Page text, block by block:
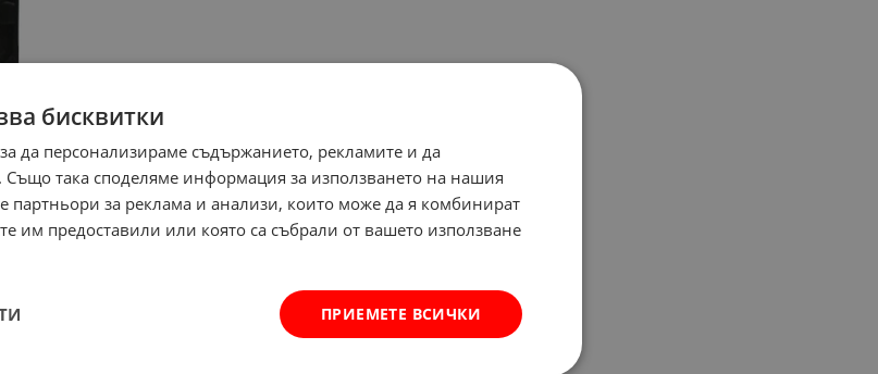
бисквитки
да персонализираме съдържанието, рекламите и да
така споделяме информация за използването на нашия
партньори за реклама и анализи, които може да я комбинират
им предоставили или която са събрали от вашето използване
ПРИЕМЕТЕ ВСИЧКИ